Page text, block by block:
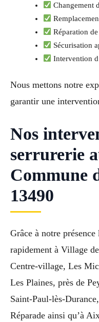
Changement
Réparation
Sécurisation
Intervention
Nous mettons notre
garantir une
Nos
serrurerie
Commune
13490
Grâce à notre
rapidement à Village
Centre-village, Les
Les Plaines, près de
Saint-Paul-lès-
Réparade ainsi qu’à